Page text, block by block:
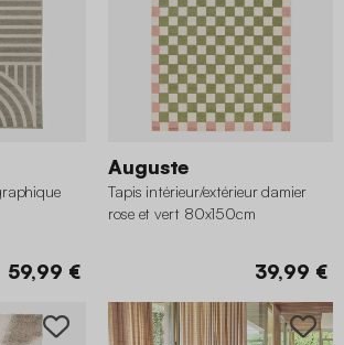
59,99 €
Auguste
Tapis intérieur/extérieur damier
rose et vert 80x150cm
39,99 €